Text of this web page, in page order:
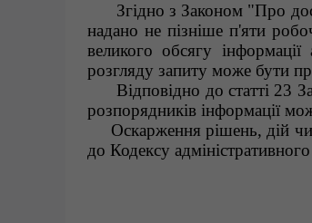
Згідно з Законом "Про
надано не пізніше п'яти
великого обсягу
розгляду запиту може бути
Відповідно до статті 23
розпорядників інформації
Оскарження рішень, дій чи
до Кодексу